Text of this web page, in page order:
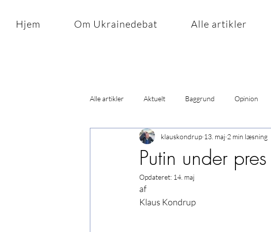
Hjem Om Ukrainedebat Alle artikler
Alle artikler Aktuelt Baggrund Opinion
Putin under pres
klauskondrup 13. maj 2 min læsning
Opdateret: 14. maj
af
Klaus Kondrup